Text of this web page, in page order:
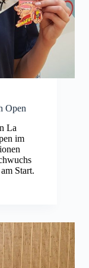
Open
La
im
Start.